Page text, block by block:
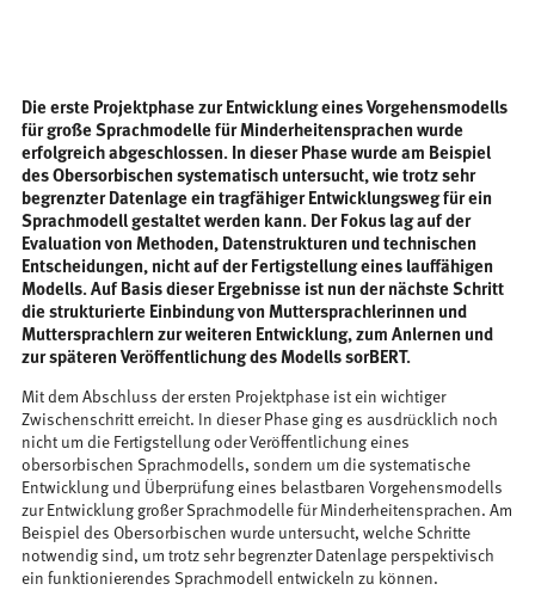
Die erste Projektphase zur Entwicklung eines Vorgehensmodells
für große Sprachmodelle für Minderheitensprachen wurde
erfolgreich abgeschlossen. In dieser Phase wurde am Beispiel
des Obersorbischen systematisch untersucht, wie trotz sehr
begrenzter Datenlage ein tragfähiger Entwicklungsweg für ein
Sprachmodell gestaltet werden kann. Der Fokus lag auf der
Evaluation von Methoden, Datenstrukturen und technischen
Entscheidungen, nicht auf der Fertigstellung eines lauffähigen
Modells. Auf Basis dieser Ergebnisse ist nun der nächste Schritt
die strukturierte Einbindung von Muttersprachlerinnen und
Muttersprachlern zur weiteren Entwicklung, zum Anlernen und
zur späteren Veröffentlichung des Modells sorBERT.
Mit dem Abschluss der ersten Projektphase ist ein wichtiger
Zwischenschritt erreicht. In dieser Phase ging es ausdrücklich noch
nicht um die Fertigstellung oder Veröffentlichung eines
obersorbischen Sprachmodells, sondern um die systematische
Entwicklung und Überprüfung eines belastbaren Vorgehensmodells
zur Entwicklung großer Sprachmodelle für Minderheitensprachen. Am
Beispiel des Obersorbischen wurde untersucht, welche Schritte
notwendig sind, um trotz sehr begrenzter Datenlage perspektivisch
ein funktionierendes Sprachmodell entwickeln zu können.